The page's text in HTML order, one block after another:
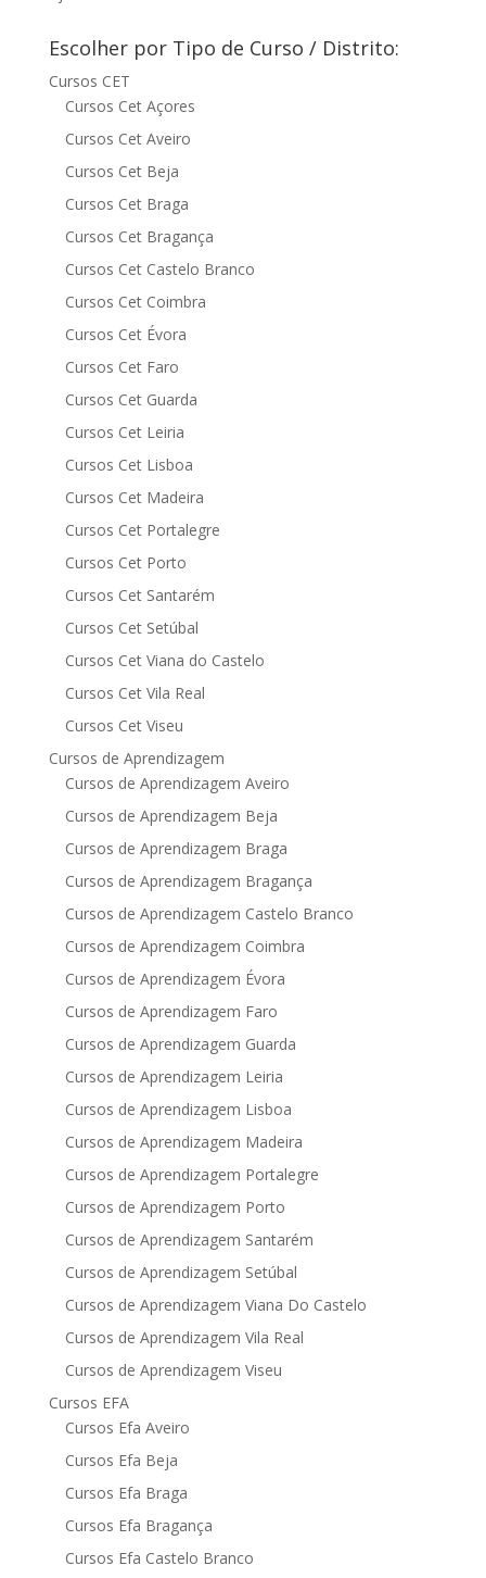
Escolher por Tipo de Curso / Distrito:
Cursos CET
Cursos Cet Açores
Cursos Cet Aveiro
Cursos Cet Beja
Cursos Cet Braga
Cursos Cet Bragança
Cursos Cet Castelo Branco
Cursos Cet Coimbra
Cursos Cet Évora
Cursos Cet Faro
Cursos Cet Guarda
Cursos Cet Leiria
Cursos Cet Lisboa
Cursos Cet Madeira
Cursos Cet Portalegre
Cursos Cet Porto
Cursos Cet Santarém
Cursos Cet Setúbal
Cursos Cet Viana do Castelo
Cursos Cet Vila Real
Cursos Cet Viseu
Cursos de Aprendizagem
Cursos de Aprendizagem Aveiro
Cursos de Aprendizagem Beja
Cursos de Aprendizagem Braga
Cursos de Aprendizagem Bragança
Cursos de Aprendizagem Castelo Branco
Cursos de Aprendizagem Coimbra
Cursos de Aprendizagem Évora
Cursos de Aprendizagem Faro
Cursos de Aprendizagem Guarda
Cursos de Aprendizagem Leiria
Cursos de Aprendizagem Lisboa
Cursos de Aprendizagem Madeira
Cursos de Aprendizagem Portalegre
Cursos de Aprendizagem Porto
Cursos de Aprendizagem Santarém
Cursos de Aprendizagem Setúbal
Cursos de Aprendizagem Viana Do Castelo
Cursos de Aprendizagem Vila Real
Cursos de Aprendizagem Viseu
Cursos EFA
Cursos Efa Aveiro
Cursos Efa Beja
Cursos Efa Braga
Cursos Efa Bragança
Cursos Efa Castelo Branco